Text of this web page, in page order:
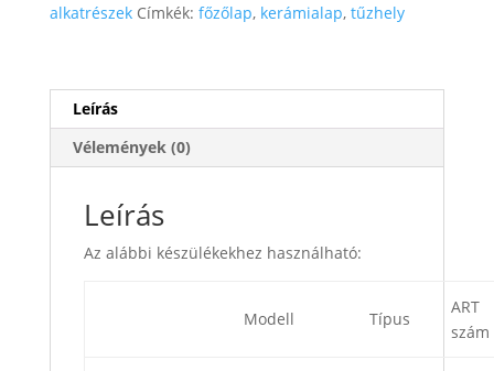
alkatrészek Címkék: főzőlap, kerámialap, tűzhely
Leírás
Vélemények (0)
Leírás
Az alábbi készülékekhez használható:
Modell Típus
ART
szám